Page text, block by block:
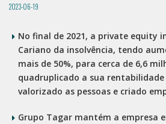
2023-06-19
No final de 2021, a private equity
Cariano da insolvência, tendo
mais de 50%, para cerca de 6,6
quadruplicado a sua
valorizado as pessoas e criado
Grupo Tagar mantém a empresa